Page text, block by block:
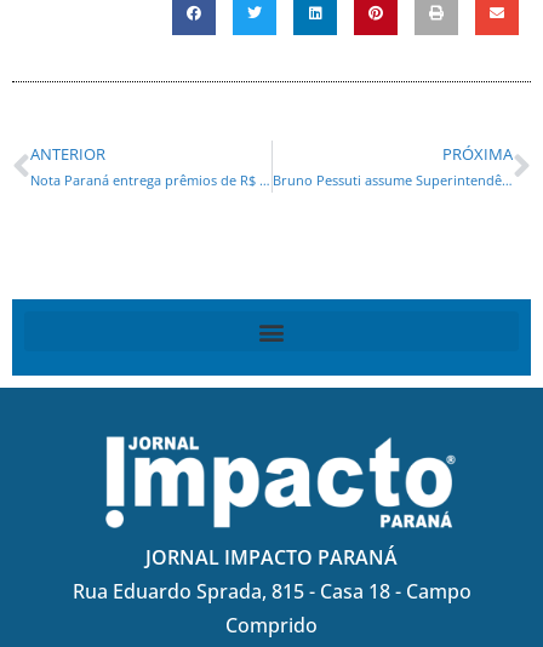
ANTERIOR
Nota Paraná entrega prêmios de R$ 1.000 para moradores de 42 cidades
PRÓXIMA
Bruno Pessuti assume Superintendência de Trânsito de Curitiba
JORNAL IMPACTO PARANÁ
Rua Eduardo Sprada, 815 - Casa 18 - Campo
Comprido